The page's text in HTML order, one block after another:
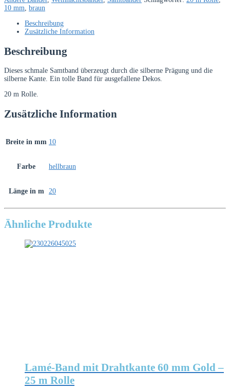
mm
breit
10 mm, braun
Beschreibung
Zusätzliche Information
Beschreibung
Dieses schmale Samtband überzeugt durch die silberne Prägung und die
silberne Kante. Ein tolle Band für ausgefallene Dekos.
20 m Rolle.
Zusätzliche Information
Breite in mm 10
Farbe hellbraun
Länge in m 20
Ähnliche Produkte
Lamé-Band mit Drahtkante 60 mm Gold –
25 m Rolle